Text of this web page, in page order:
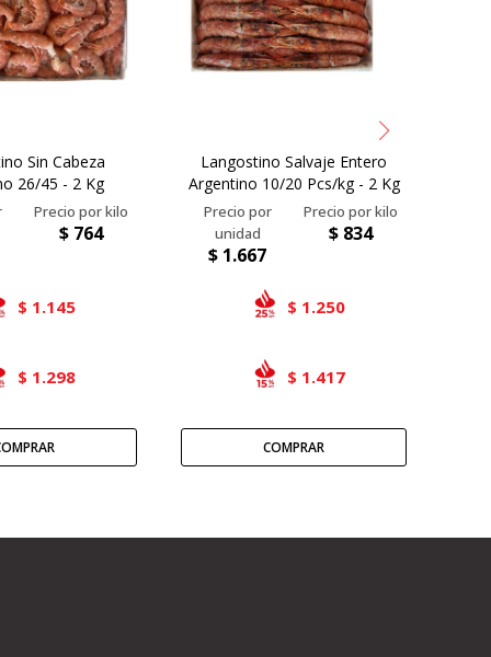
Sin Cabeza
26/45 - 2 Kg
$ 764
$ 1.145
$ 1.298
Langostino Salvaje Entero
Argentino 10/20 Pcs/kg - 2 Kg
$ 1.667
$ 834
$ 1.250
$ 1.417